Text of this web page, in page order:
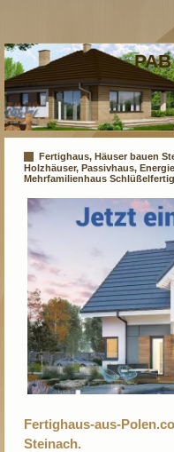
Fertighaus, Häuser bauen
Holzhäuser, Passivhaus,
Mehrfamilienhaus
Fertighaus-aus-
Steinach.